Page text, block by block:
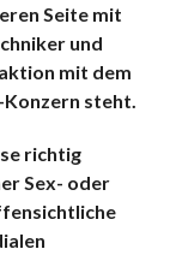
Seite mit
und
mit dem
steht.
richtig
Sex- oder